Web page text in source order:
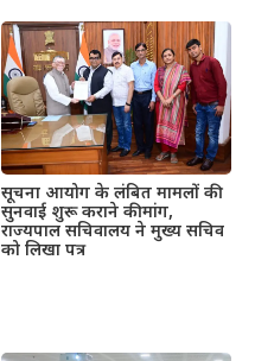
सूचना आयोग के लंबित मामलों की
सुनवाई शुरू कराने की मांग,
राज्यपाल सचिवालय ने मुख्य सचिव
को लिखा पत्र